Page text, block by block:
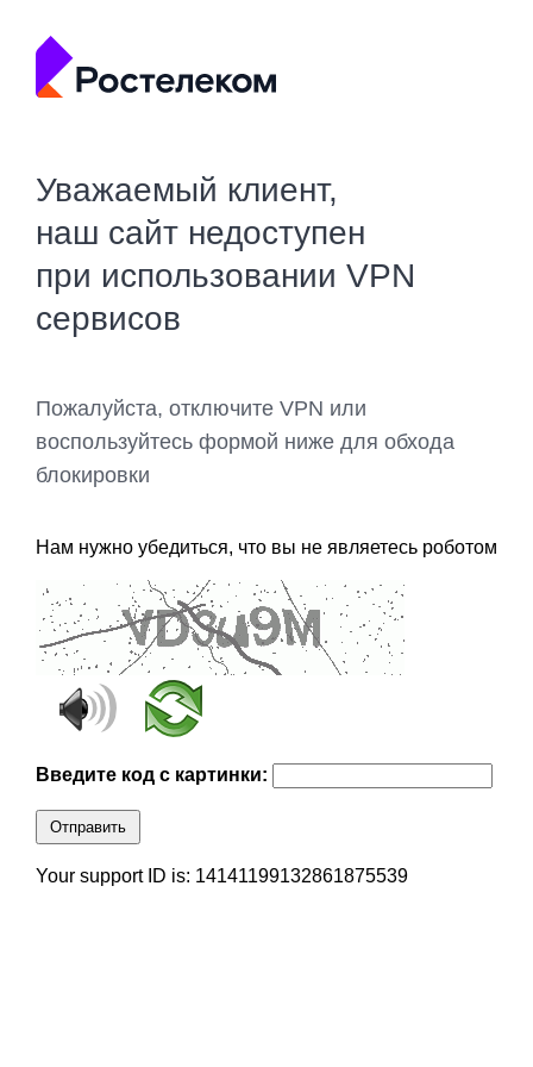
Уважаемый клиент,
наш сайт недоступен
при использовании VPN
сервисов
Пожалуйста, отключите VPN или
воспользуйтесь формой ниже для обхода
блокировки
Нам нужно убедиться, что вы не являетесь роботом
Введите код с картинки:
Отправить
Your support ID is: 14141199132861875539